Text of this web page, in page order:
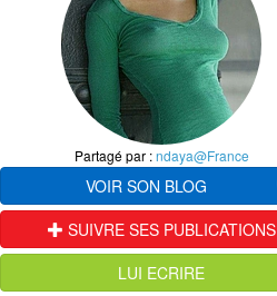
Partagé par :ndaya@France
VOIR SON BLOG
SUIVRE SES PUBLICATIONS
LUI ECRIRE